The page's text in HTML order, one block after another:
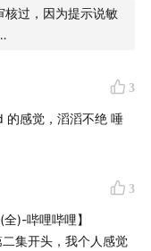
风水的相互作用
用：探究六爻和八
过，因为提示说敏
3
的感觉，滔滔不绝 唾
3
)-哔哩哔哩】
集开头，我个人感觉